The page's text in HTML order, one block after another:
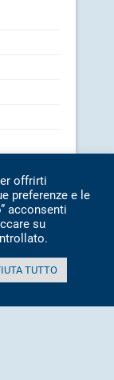
offrirti
preferenze e le
acconsenti
su
TUTTO